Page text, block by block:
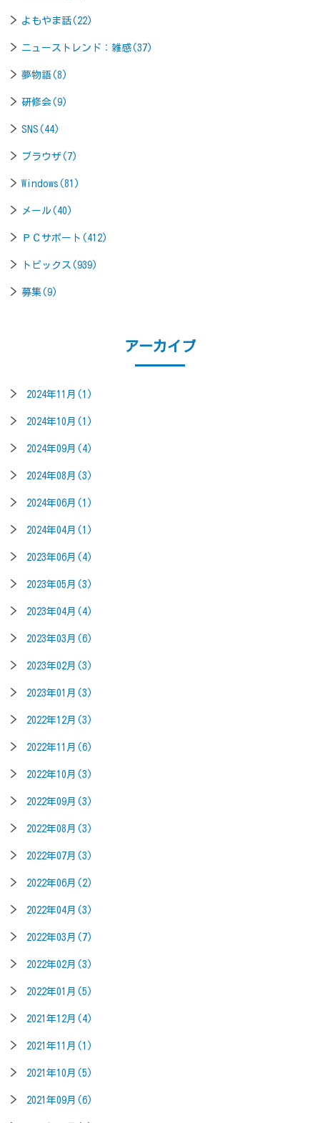
よもやま話(22)
ニューストレンド：雑感(37)
夢物語(8)
研修会(9)
SNS(44)
ブラウザ(7)
Windows(81)
メール(40)
ＰＣサポート(412)
トピックス(939)
募集(9)
アーカイブ
2024年11月(1)
2024年10月(1)
2024年09月(4)
2024年08月(3)
2024年06月(1)
2024年04月(1)
2023年06月(4)
2023年05月(3)
2023年04月(4)
2023年03月(6)
2023年02月(3)
2023年01月(3)
2022年12月(3)
2022年11月(6)
2022年10月(3)
2022年09月(3)
2022年08月(3)
2022年07月(3)
2022年06月(2)
2022年04月(3)
2022年03月(7)
2022年02月(3)
2022年01月(5)
2021年12月(4)
2021年11月(1)
2021年10月(5)
2021年09月(6)